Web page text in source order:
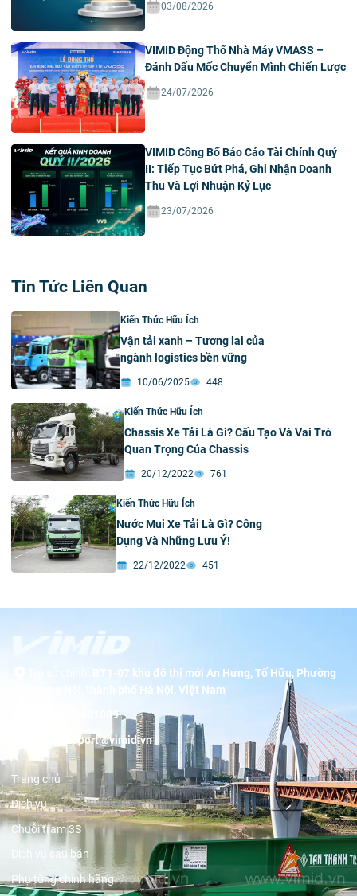
03/08/2026
VIMID Động Thổ Nhà Máy VMASS –
Đánh Dấu Mốc Chuyển Mình Chiến Lược
24/07/2026
VIMID Công Bố Báo Cáo Tài Chính Quý
II: Tiếp Tục Bứt Phá, Ghi Nhận Doanh
Thu Và Lợi Nhuận Kỷ Lục
23/07/2026
Tin Tức Liên Quan
Kiến Thức Hữu Ích
Vận tải xanh – Tương lai của
ngành logistics bền vững
10/06/2025 448
Kiến Thức Hữu Ích
Chassis Xe Tải Là Gì? Cấu Tạo Và Vai Trò
Quan Trọng Của Chassis
20/12/2022 761
Kiến Thức Hữu Ích
Nước Mui Xe Tải Là Gì? Công
Dụng Và Những Lưu Ý!
22/12/2022 451
BT1-07 khu đô thị mới An Hưng, Tố Hữu, Phường
Dương Nội, thành phố Hà Nội, Việt Nam
19001089
support@vimid.vn
Trang chủ
Dịch vụ
Chuỗi trạm 3S
Dịch vụ sau bán
Phụ tùng chính hãng